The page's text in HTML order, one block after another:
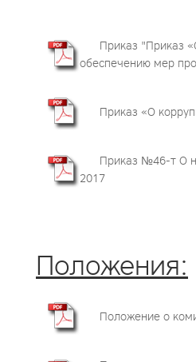
Приказ "Приказ
обеспечению мер
Приказ «О
Приказ №46-т О
2017
Положения:
Положение о